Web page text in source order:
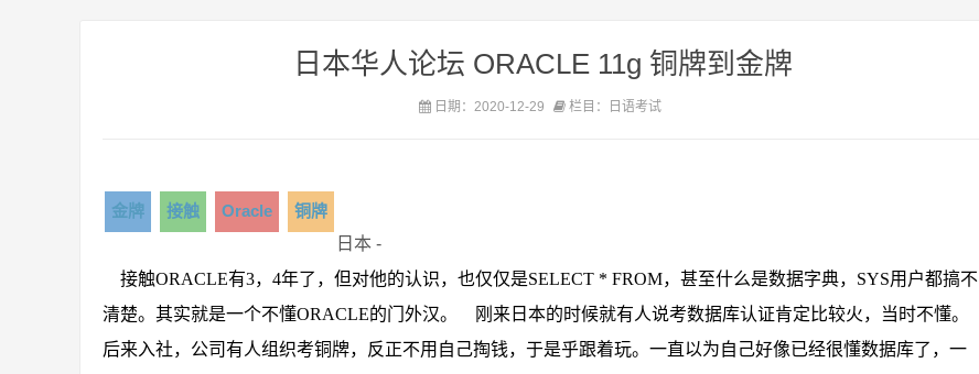
日本华人论坛 ORACLE 11g 铜牌到金牌
日期：2020-12-29 栏目：日语考试
金牌 接触 Oracle
铜牌
日本 -
接触ORACLE有3， 4年了，但对他的认识，也仅仅是SELECT * FROM，甚至什么是数据字典， SYS用户都搞不
清楚。其实就是一个不懂ORACLE的门外汉。
刚来日本的时候就有人说考数据库认证肯定比较火，当时不懂。
后来入社，公司有人组织考铜牌，反正不用自己掏钱，于是乎跟着玩。一直以为自己好像已经很懂数据库了，一